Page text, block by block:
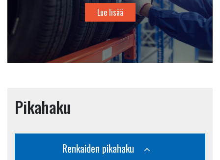
Lue lisää
Pikahaku
Renkaiden pikahaku